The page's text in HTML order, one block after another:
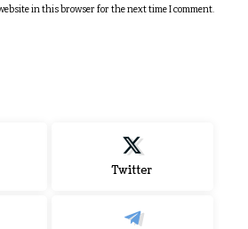
in this browser for the next time I comment.
Twitter